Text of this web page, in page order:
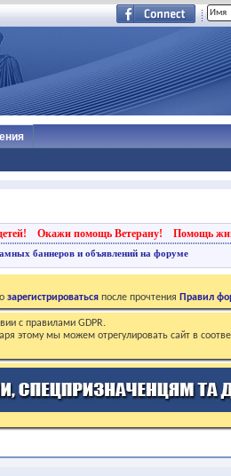
Окажи помощь Ветерану! Помощь
баннеров и объявлений на форуме
зарегистрироваться после прочтения Правил
с правилами GDPR.
этому мы можем отрегулировать сайт в